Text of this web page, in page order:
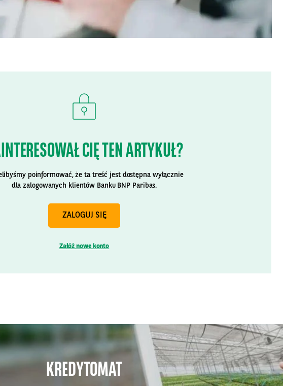
CIĘ TEN ARTYKUŁ?
poinformować, że ta treść jest dostępna wyłącznie
dla zalogowanych klientów Banku BNP Paribas.
ZALOGUJ SIĘ
Załóż nowe konto
KREDYTOMAT